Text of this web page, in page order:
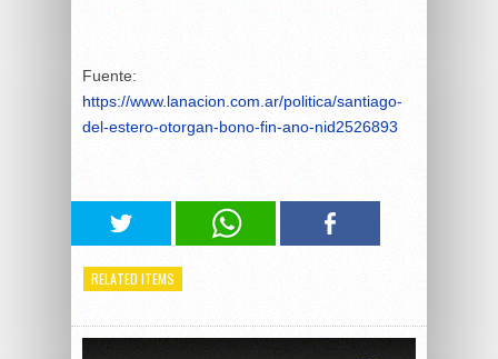
Fuente:
https://www.lanacion.com.ar/politica/santiago-
del-estero-otorgan-bono-fin-ano-nid2526893
RELATED ITEMS